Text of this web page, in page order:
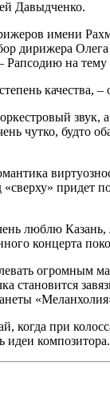
Давыдченко.
имени
дирижера
Рапсодию на
качества, –
звук,
чутко, будто
придет
люблю
концерта
огромным
становится
когда при
идеи композитора.